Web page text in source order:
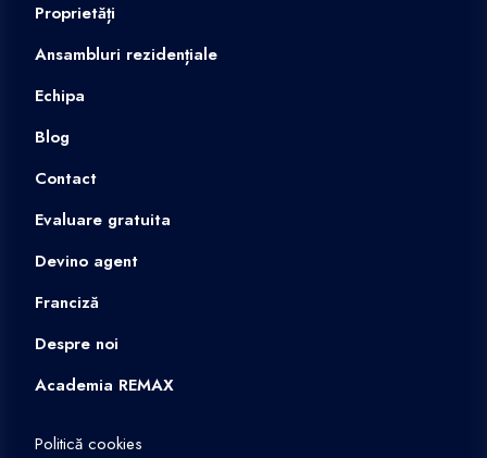
Proprietăți
Ansambluri rezidențiale
Echipa
Blog
Contact
Evaluare gratuita
Devino agent
Franciză
Despre noi
Academia REMAX
Politică cookies